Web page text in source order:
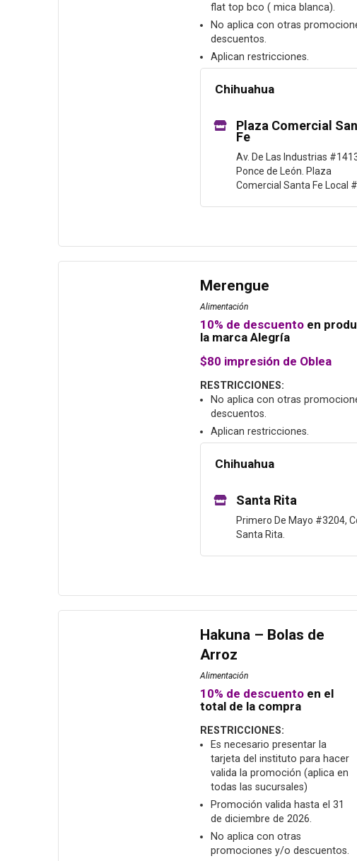
flat top bco ( mica blanca).
No aplica con otras
descuentos.
Aplican restricciones.
Chihuahua
Plaza Comercial
Fe
Av. De Las Industrias
Ponce de León. Plaza
Comercial Santa Fe Local
Merengue
Alimentación
10% de descuento en
la marca Alegría
$80 impresión de Oblea
RESTRICCIONES:
No aplica con otras
descuentos.
Aplican restricciones.
Chihuahua
Santa Rita
Primero De Mayo #3204,
Santa Rita.
Hakuna – Bolas de
Arroz
Alimentación
10% de descuento en el
total de la compra
RESTRICCIONES:
Es necesario presentar la
tarjeta del instituto para hacer
valida la promoción (aplica en
todas las sucursales)
Promoción valida hasta el 31
de diciembre de 2026.
No aplica con otras
promociones y/o descuentos.